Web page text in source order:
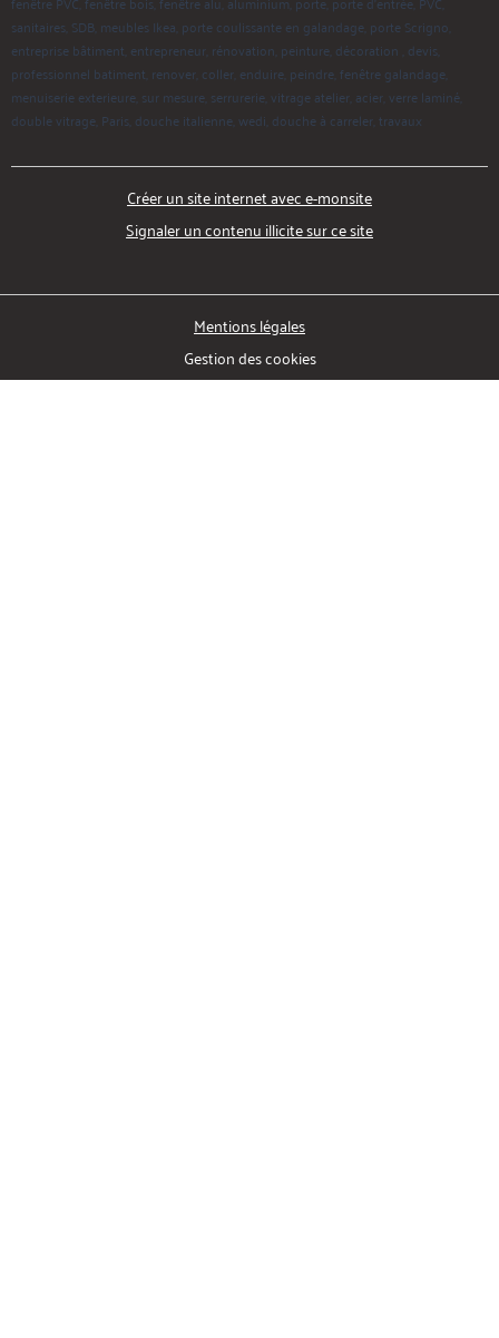
sanitaires, SDB, meubles Ikea, porte coulissante en galandage, porte Scrigno,
entreprise bâtiment, entrepreneur, rénovation, peinture, décoration , devis,
professionnel batiment, renover, coller, enduire, peindre, fenêtre galandage,
menuiserie exterieure, sur mesure, serrurerie, vitrage atelier, acier, verre laminé,
double vitrage, Paris, douche italienne, wedi, douche à carreler, travaux
Créer un site internet avec e-monsite
Signaler un contenu illicite sur ce site
Mentions légales
Gestion des cookies